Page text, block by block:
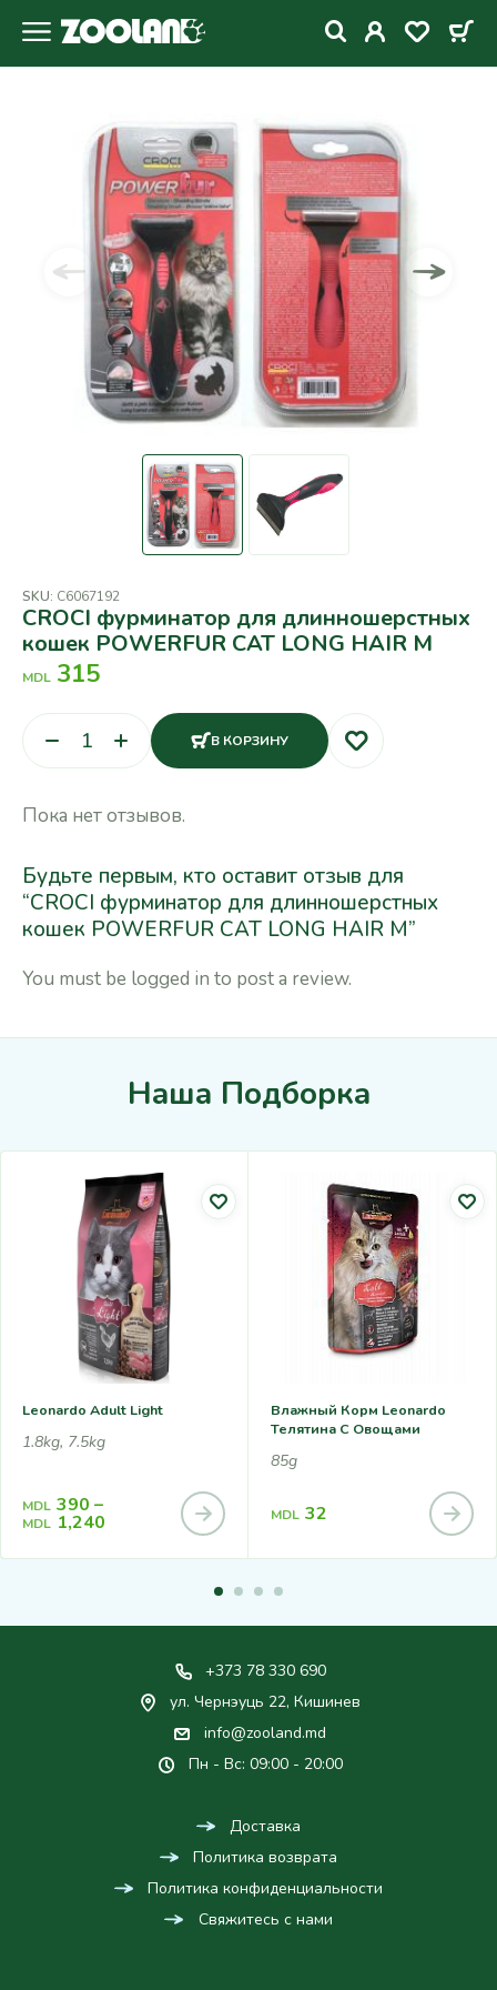
SKU: C6067192
CROCI фурминатор для длинношерстных
кошек POWERFUR CAT LONG HAIR M
MDL 315
В КОРЗИНУ
Пока нет отзывов.
Будьте первым, кто оставит отзыв для
“CROCI фурминатор для длинношерстных
кошек POWERFUR CAT LONG HAIR M”
You must be logged in to post a review.
Наша Подборка
Leonardo Adult Light
1.8kg, 7.5kg
MDL 390 –
MDL 1,240
Влажный Корм Leonardo
Телятина С Овощами
85g
MDL 32
+373 78 330 690
ул. Чернэуць 22, Кишинев
info@zooland.md
Пн - Вс: 09:00 - 20:00
Доставка
Политика возврата
Политика конфиденциальности
Свяжитесь с нами